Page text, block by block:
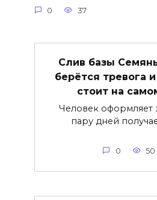
0 37
Слив базы
берётся тревога
стоит на
Человек оформляет
пару дней
0 50